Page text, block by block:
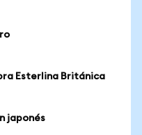
Esterlina Británica
japonés